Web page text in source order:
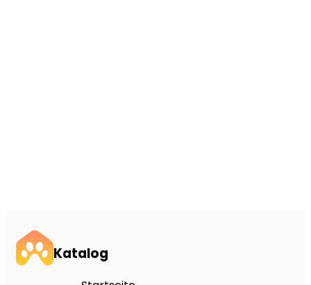
Katalog